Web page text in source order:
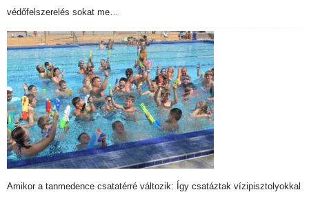
védőfelszerelés sokat me…
Amikor a tanmedence csatatérré változik: Így csatáztak vízipisztolyokkal